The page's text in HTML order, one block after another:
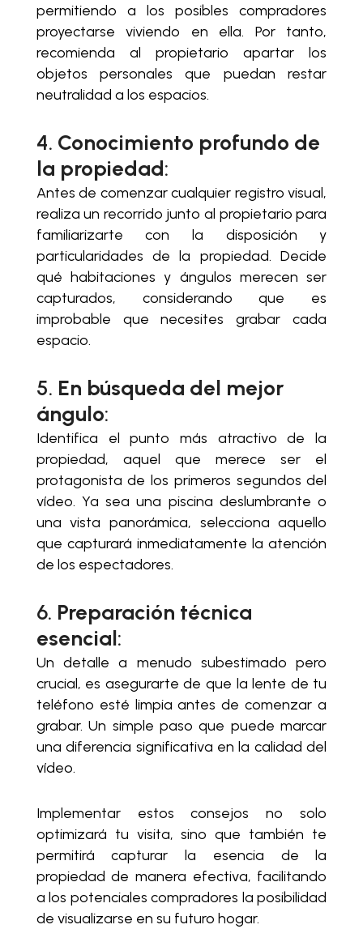
permitiendo a los posibles compradores
proyectarse viviendo en ella. Por tanto,
recomienda al propietario apartar los
objetos personales que puedan restar
neutralidad a los espacios.
4. Conocimiento profundo de
la propiedad:
Antes de comenzar cualquier registro visual,
realiza un recorrido junto al propietario para
familiarizarte con la disposición y
particularidades de la propiedad. Decide
qué habitaciones y ángulos merecen ser
capturados, considerando que es
improbable que necesites grabar cada
espacio.
5. En búsqueda del mejor
ángulo:
Identifica el punto más atractivo de la
propiedad, aquel que merece ser el
protagonista de los primeros segundos del
vídeo. Ya sea una piscina deslumbrante o
una vista panorámica, selecciona aquello
que capturará inmediatamente la atención
de los espectadores.
6. Preparación técnica
esencial:
Un detalle a menudo subestimado pero
crucial, es asegurarte de que la lente de tu
teléfono esté limpia antes de comenzar a
grabar. Un simple paso que puede marcar
una diferencia significativa en la calidad del
vídeo.
Implementar estos consejos no solo
optimizará tu visita, sino que también te
permitirá capturar la esencia de la
propiedad de manera efectiva, facilitando
a los potenciales compradores la posibilidad
de visualizarse en su futuro hogar.